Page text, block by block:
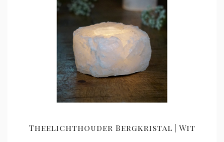
Theelichthouder Bergkristal | Wit